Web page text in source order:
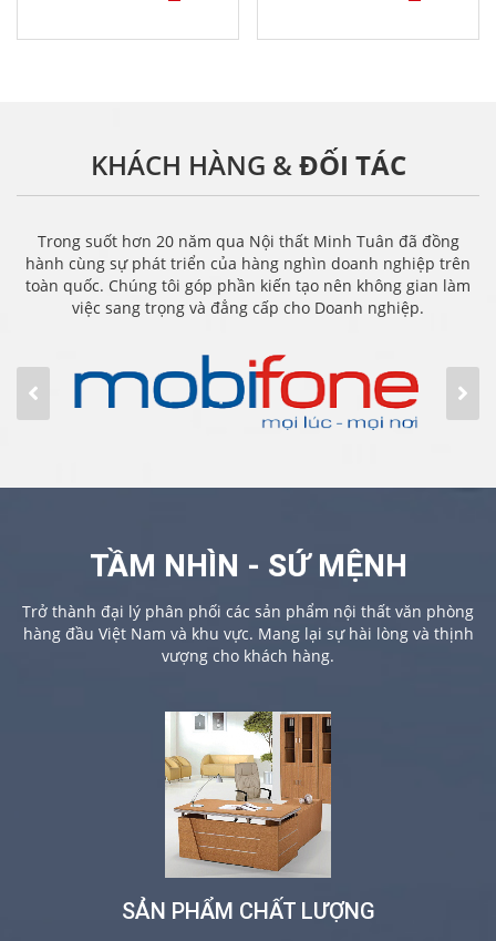
KHÁCH HÀNG &ĐỐI TÁC
Trong suốt hơn 20 năm qua Nội thất Minh Tuân đã đồng
hành cùng sự phát triển của hàng nghìn doanh nghiệp trên
toàn quốc. Chúng tôi góp phần kiến tạo nên không gian làm
việc sang trọng và đẳng cấp cho Doanh nghiệp.
TẦM NHÌN - SỨ MỆNH
Trở thành đại lý phân phối các sản phẩm nội thất văn phòng
hàng đầu Việt Nam và khu vực. Mang lại sự hài lòng và thịnh
vượng cho khách hàng.
SẢN PHẨM CHẤT LƯỢNG